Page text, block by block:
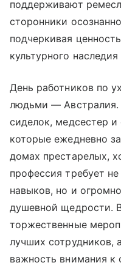
поддерживают
сторонники
подчеркивая
культурного
День работников по
людьми — Австралия.
сиделок, медсестер
которые ежедневно
домах престарелых,
профессия требует
навыков, но и
душевной щедрости.
торжественные
лучших сотрудников,
важность внимания